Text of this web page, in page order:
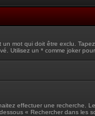
un mot qui doit être exclu.
Utilisez un * comme joker
effectuer une recherche.
« Rechercher dans les